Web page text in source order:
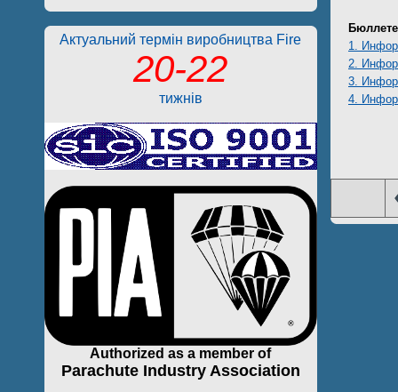
Актуальний термін виробництва Fire
20-22
тижнів
Authorized as a member of
Parachute Industry Association
1.
2.
3.
4.